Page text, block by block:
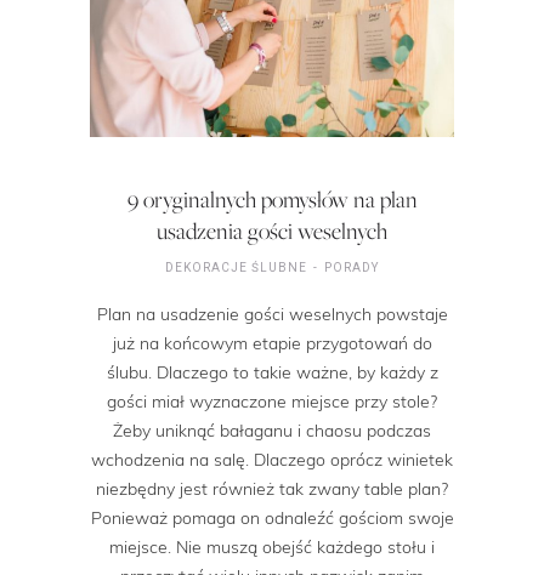
9 oryginalnych pomysłów na plan
usadzenia gości weselnych
DEKORACJE ŚLUBNE PORADY
Plan na usadzenie gości weselnych powstaje
już na końcowym etapie przygotowań do
ślubu. Dlaczego to takie ważne, by każdy z
gości miał wyznaczone miejsce przy stole?
Żeby uniknąć bałaganu i chaosu podczas
wchodzenia na salę. Dlaczego oprócz winietek
niezbędny jest również tak zwany table plan?
Ponieważ pomaga on odnaleźć gościom swoje
miejsce. Nie muszą obejść każdego stołu i